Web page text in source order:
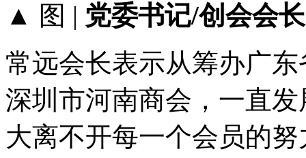
▲ 图 | 党委书记/创会会
常远会长表示从筹办广
深圳市河南商会，一直
大离不开每一个会员的